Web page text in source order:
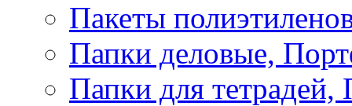
Пакеты
Папки деловые,
Папки для тетрадей,